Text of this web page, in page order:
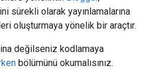
sürekli olarak yayınlamalarına
oluşturmaya yönelik bir araçtır.
değilseniz kodlamaya
bölümünü okumalısınız.